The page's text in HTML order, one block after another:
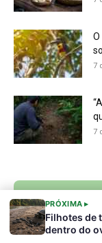
PRÓXIMA ▸
Filhotes de
dentro do
Política de